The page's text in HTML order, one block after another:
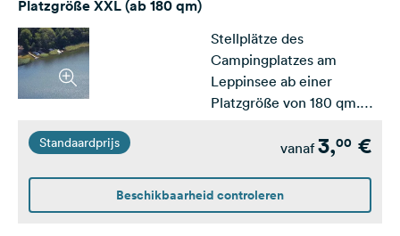
Platzgröße XXL (ab 180 qm)
Stellplätze des
Campingplatzes am
Leppinsee ab einer
Platzgröße von 180 qm.
/ Wohnmobile
Standaardprijs vanaf 3,00 €
Beschikbaarheid controleren